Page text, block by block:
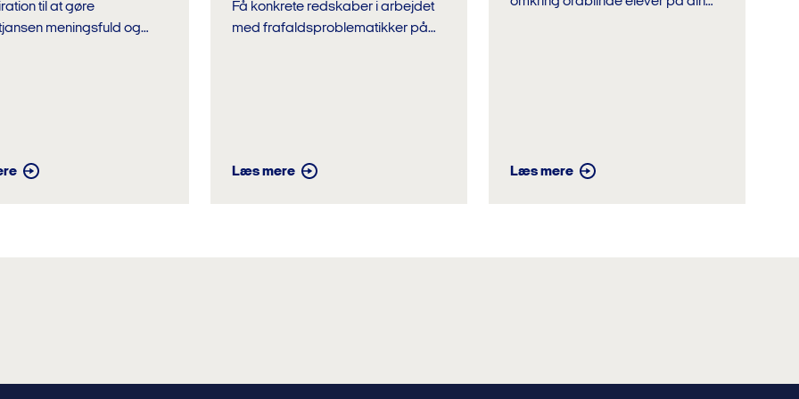
til at gøre
meningsfuld og
Få konkrete redskaber i arbejdet
med frafaldsproblematikker på
Læs mere Læs mere